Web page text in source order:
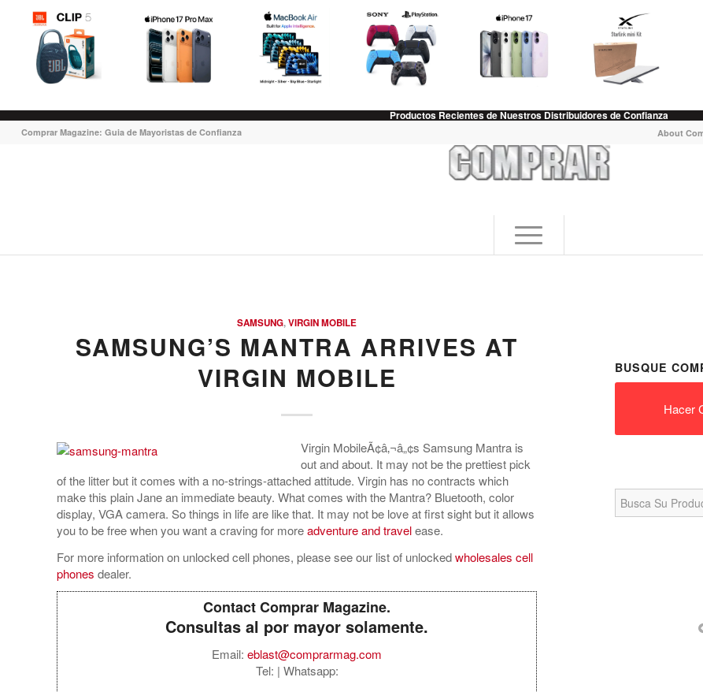
Productos Recientes de Nuestros Distribuidores de Confianza
About
Comprar Magazine: Guia de Mayoristas de Confianza
SAMSUNG,VIRGIN MOBILE
SAMSUNG’S MANTRA ARRIVES AT
VIRGIN MOBILE
Virgin MobileÃ¢â‚¬â„¢s Samsung Mantra is
out and about. It may not be the prettiest pick
of the litter but it comes with a no-strings-attached attitude. Virgin has no contracts which
make this plain Jane an immediate beauty. What comes with the Mantra? Bluetooth, color
display, VGA camera. So things in life are like that. It may not be love at first sight but it allows
you to be free when you want a craving for moreadventure and travelease.
For more information on unlocked cell phones, please see our list of unlockedwholesales cell
phones dealer.
Contact Comprar Magazine.
Consultas al por mayor solamente.
Email: eblast@comprarmag.com
Tel: | Whatsapp:
BUSQUE
Hacer
Search
for: